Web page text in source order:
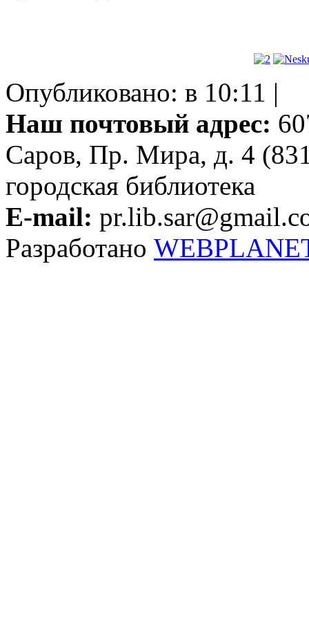
Опубликовано: в 10:11 |
Наш почтовый адрес:
Саров, Пр. Мира, д. 4
городская библиотека
E-mail:
Разработано